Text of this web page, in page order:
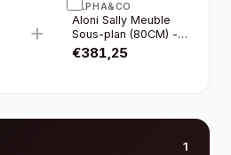
+
ALPHA&CO
Aloni Sally Meuble
Sous-plan (80CM) -
Blanc Mat
€381,25
1